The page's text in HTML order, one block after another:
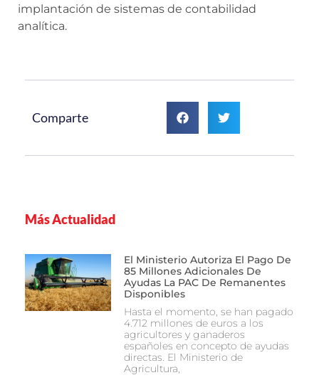
implantación de sistemas de contabilidad
analítica.
Comparte
Más Actualidad
El Ministerio Autoriza El Pago De
85 Millones Adicionales De
Ayudas La PAC De Remanentes
Disponibles
Hasta el momento, se han pagado
4.712 millones de euros a los
agricultores y ganaderos
españoles en concepto de ayudas
directas. El Ministerio de
Agricultura,